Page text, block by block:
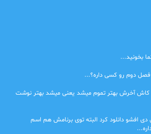
بخونید...
دوم رو کسی داره؟...
آخرش بهتر تموم میشد یعنی میشد بهتر نوشت
دی افشو دانلود کرد البته توی برنامش هم اسم